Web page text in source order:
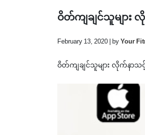
ဝိတ်ကျချင်သူမျာ
February 13, 2020 | byYour
ဝိတ်ကျချင်သူများ လိုက်နာ